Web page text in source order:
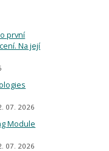
první
Na její
07. 2026
Module
07. 2026